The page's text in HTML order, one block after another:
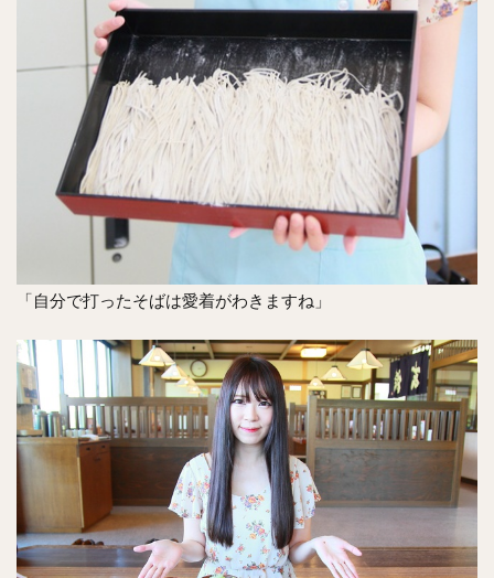
「自分で打ったそばは愛着がわきますね」